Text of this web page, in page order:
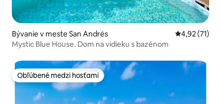
Bývanie v meste San Andrés Priemerné
4,92 (71)
Mystic Blue House. Dom na vidieku s bazénom
Obľúbené medzi hosťami
Obľúbené medzi hosťami